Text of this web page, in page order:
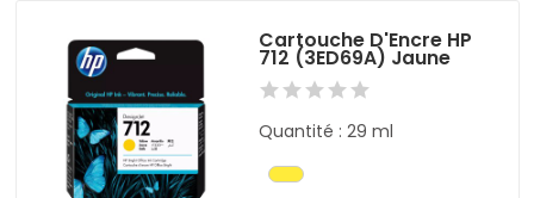
Cartouche D'Encre HP
712 (3ED69A) Jaune
Quantité : 29 ml